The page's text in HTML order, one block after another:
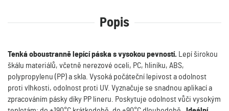
Popis
Tenká oboustranně lepící páska s vysokou pevností. Lepí širokou
škálu materiálů, včetně nerezové oceli, PC, hliníku, ABS,
polypropylenu (PP) a skla. Vysoká počáteční lepivost a odolnost
proti vlhkosti, odolnost proti UV. Vyznačuje se snadnou aplikací a
zpracováním pásky díky PP lineru. Poskytuje odolnost vůči vysokým